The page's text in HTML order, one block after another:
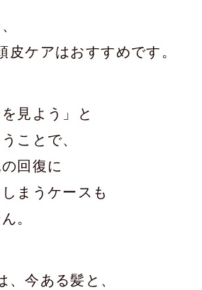
ケアはおすすめです。
見よう」と
ことで、
回復に
まうケースも
。
今ある髪と、